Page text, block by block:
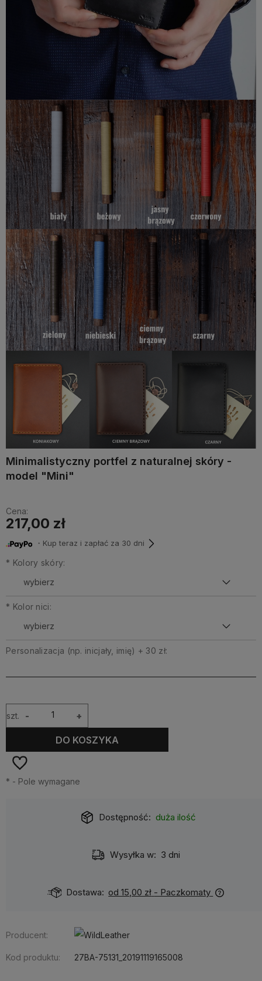
Minimalistyczny portfel z naturalnej skóry -
model "Mini"
Cena:
217,00 zł
・Kup teraz i zapłać za 30 dni
* Kolory skóry:
* Kolor nici:
Personalizacja (np. inicjały, imię) + 30 zł:
szt. +
-
DO KOSZYKA
* - Pole wymagane
Dostępność: duża ilość
Wysyłka w: 3 dni
Dostawa: od 15,00 zł - Paczkomaty
Producent:
Kod produktu: 27BA-75131_20191119165008